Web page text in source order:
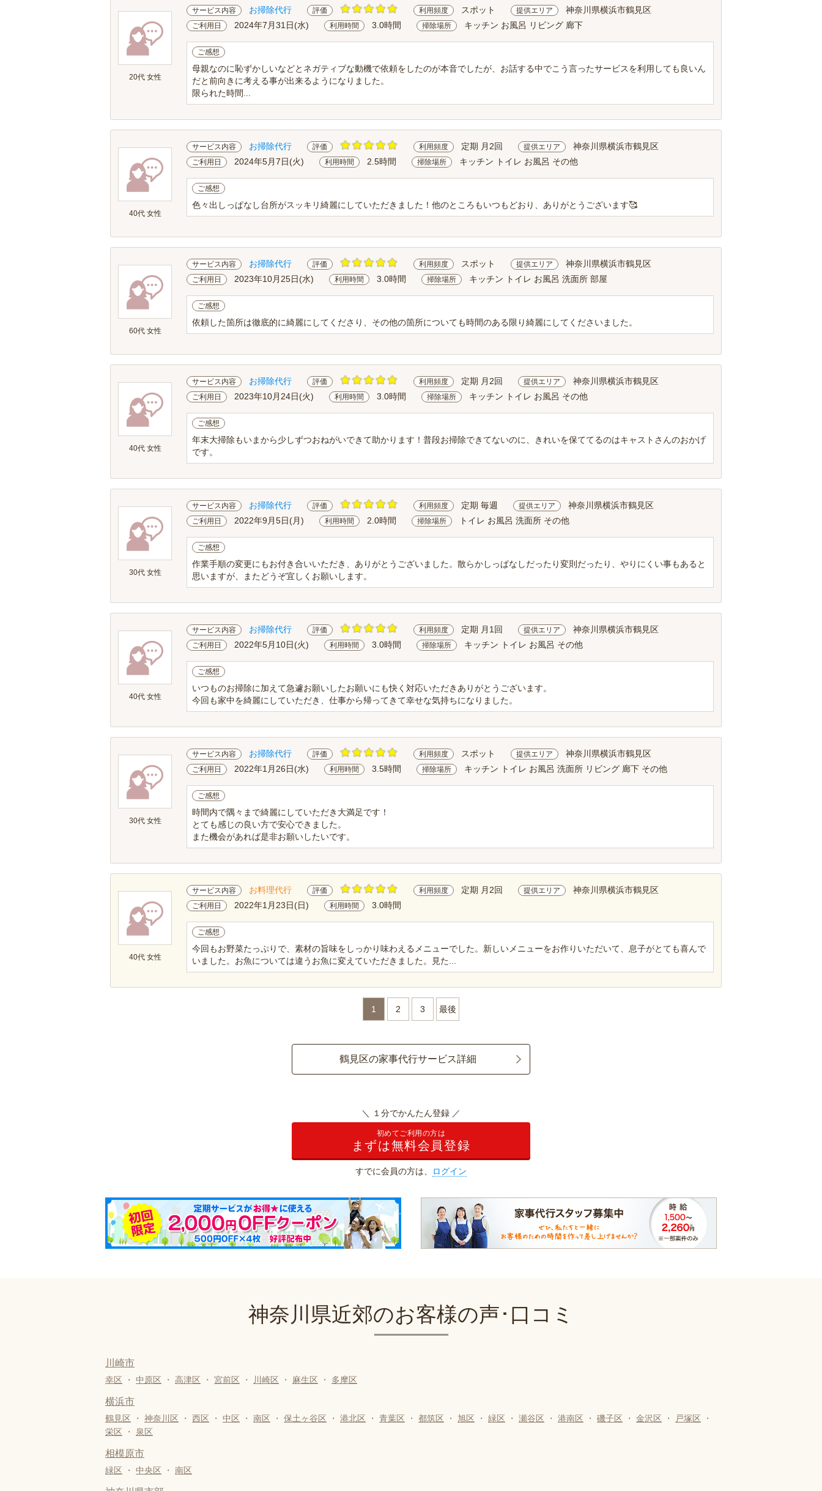
20代 女性
サービス内容 お掃除代行 評価 利用頻度 スポット 提供エリア 神奈川県横浜市鶴見区
ご利用日 2024年7月31日(水) 利用時間 3.0時間 掃除場所 キッチン お風呂 リビング 廊下
ご感想
母親なのに恥ずかしいなどとネガティブな動機で依頼をしたのが本音でしたが、お話する中でこう言ったサービスを利用しても良いん
だと前向きに考える事が出来るようになりました。
限られた時間...
40代 女性
サービス内容 お掃除代行 評価 利用頻度 定期 月2回 提供エリア 神奈川県横浜市鶴見区
ご利用日 2024年5月7日(火) 利用時間 2.5時間 掃除場所 キッチン トイレ お風呂 その他
ご感想
色々出しっぱなし台所がスッキリ綺麗にしていただきました！他のところもいつもどおり、ありがとうございます🥰
60代 女性
サービス内容 お掃除代行 評価 利用頻度 スポット 提供エリア 神奈川県横浜市鶴見区
ご利用日 2023年10月25日(水) 利用時間 3.0時間 掃除場所 キッチン トイレ お風呂 洗面所 部屋
ご感想
依頼した箇所は徹底的に綺麗にしてくださり、その他の箇所についても時間のある限り綺麗にしてくださいました。
40代 女性
サービス内容 お掃除代行 評価 利用頻度 定期 月2回 提供エリア 神奈川県横浜市鶴見区
ご利用日 2023年10月24日(火) 利用時間 3.0時間 掃除場所 キッチン トイレ お風呂 その他
ご感想
年末大掃除もいまから少しずつおねがいできて助かります！普段お掃除できてないのに、きれいを保ててるのはキャストさんのおかげ
です。
30代 女性
サービス内容 お掃除代行 評価 利用頻度 定期 毎週 提供エリア 神奈川県横浜市鶴見区
ご利用日 2022年9月5日(月) 利用時間 2.0時間 掃除場所 トイレ お風呂 洗面所 その他
ご感想
作業手順の変更にもお付き合いいただき、ありがとうございました。散らかしっぱなしだったり変則だったり、やりにくい事もあると
思いますが、またどうぞ宜しくお願いします。
40代 女性
サービス内容 お掃除代行 評価 利用頻度 定期 月1回 提供エリア 神奈川県横浜市鶴見区
ご利用日 2022年5月10日(火) 利用時間 3.0時間 掃除場所 キッチン トイレ お風呂 その他
ご感想
いつものお掃除に加えて急遽お願いしたお願いにも快く対応いただきありがとうございます。
今回も家中を綺麗にしていただき、仕事から帰ってきて幸せな気持ちになりました。
30代 女性
サービス内容 お掃除代行 評価 利用頻度 スポット 提供エリア 神奈川県横浜市鶴見区
ご利用日 2022年1月26日(水) 利用時間 3.5時間 掃除場所 キッチン トイレ お風呂 洗面所 リビング 廊下 その他
ご感想
時間内で隅々まで綺麗にしていただき大満足です！
とても感じの良い方で安心できました。
また機会があれば是非お願いしたいです。
40代 女性
サービス内容 お料理代行 評価 利用頻度 定期 月2回 提供エリア 神奈川県横浜市鶴見区
ご利用日 2022年1月23日(日) 利用時間 3.0時間
ご感想
今回もお野菜たっぷりで、素材の旨味をしっかり味わえるメニューでした。新しいメニューをお作りいただいて、息子がとても喜んで
いました。お魚については違うお魚に変えていただきました。見た...
1 2 3 最後
鶴見区の家事代行サービス詳細
＼ １分でかんたん登録 ／
初めてご利用の方は
まずは無料会員登録
すでに会員の方は、 ログイン
神奈川県近郊のお客様の声･口コミ
川崎市
幸区 ・ 中原区 ・ 高津区 ・ 宮前区 ・ 川崎区 ・ 麻生区 ・ 多摩区
横浜市
鶴見区 ・ 神奈川区 ・ 西区 ・ 中区 ・ 南区 ・ 保土ヶ谷区 ・ 港北区 ・ 青葉区 ・ 都筑区 ・ 旭区 ・ 緑区 ・ 瀬谷区 ・ 港南区 ・ 磯子区 ・ 金沢区 ・ 戸塚区 ・
栄区 ・ 泉区
相模原市
緑区 ・ 中央区 ・ 南区